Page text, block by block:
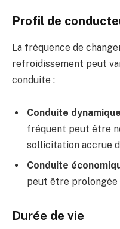
Profil de
La fréquence de
refroidissement peut
conduite :
Conduite dynamique
fréquent peut être
sollicitation accrue
Conduite
peut être prolongée
Durée de vie